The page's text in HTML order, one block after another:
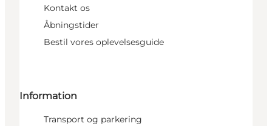
Kontakt os
Åbningstider
Bestil vores oplevelsesguide
Information
Transport og parkering